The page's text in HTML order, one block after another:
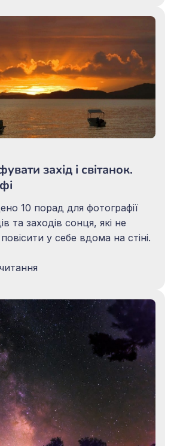
захід і світанок.
10 порад для фотографії
та заходів сонця, які не
у себе вдома на стіні.